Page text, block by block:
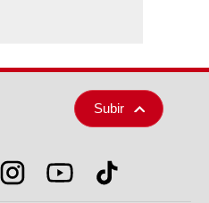
Subir